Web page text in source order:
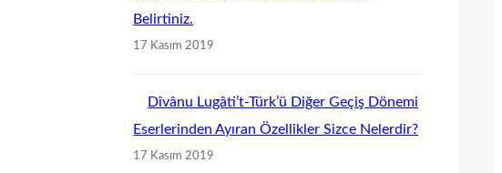
Belirtiniz.
17 Kasım 2019
Dîvânu Lugâti’t-Türk’ü Diğer Geçiş Dönemi
Eserlerinden Ayıran Özellikler Sizce Nelerdir?
17 Kasım 2019